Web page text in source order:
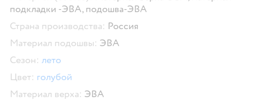
подкладки -ЭВА, подошва-ЭВА
Страна производства: Россия
Материал подошвы: ЭВА
Сезон: лето
Цвет: голубой
Материал верха: ЭВА